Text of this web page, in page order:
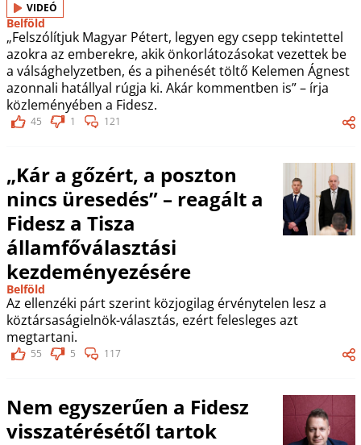
VIDEÓ
Belföld
„Felszólítjuk Magyar Pétert, legyen egy csepp tekintettel
azokra az emberekre, akik önkorlátozásokat vezettek be
a válsághelyzetben, és a pihenését töltő Kelemen Ágnest
azonnali hatállyal rúgja ki. Akár kommentben is” – írja
közleményében a Fidesz.
45 1 121
„Kár a gőzért, a poszton
nincs üresedés” – reagált a
Fidesz a Tisza
államfőválasztási
kezdeményezésére
Belföld
Az ellenzéki párt szerint közjogilag érvénytelen lesz a
köztársaságielnök-választás, ezért felesleges azt
megtartani.
55 5 117
Nem egyszerűen a Fidesz
visszatérésétől tartok